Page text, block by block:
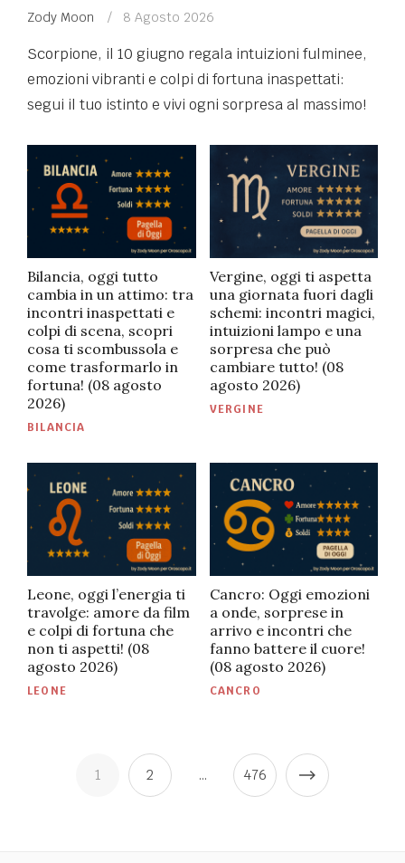
Zody Moon
Scritto
8 Agosto 2026
Scorpione, il 10 giugno regala intuizioni fulminee,
emozioni vibranti e colpi di fortuna inaspettati:
segui il tuo istinto e vivi ogni sorpresa al massimo!
PUBBLICATO
BILANCIA
Bilancia, oggi tutto
cambia in un attimo: tra
incontri inaspettati e
colpi di scena, scopri
cosa ti scombussola e
come trasformarlo in
fortuna! (08 agosto
2026)
PUBBLICATO
VERGINE
Vergine, oggi ti aspetta
una giornata fuori dagli
schemi: incontri magici,
intuizioni lampo e una
sorpresa che può
cambiare tutto! (08
agosto 2026)
PUBBLICATO
LEONE
Leone, oggi l’energia ti
travolge: amore da film
e colpi di fortuna che
non ti aspetti! (08
agosto 2026)
PUBBLICATO
CANCRO
Cancro: Oggi emozioni
a onde, sorprese in
arrivo e incontri che
fanno battere il cuore!
(08 agosto 2026)
Paginazione
1 2 … 476